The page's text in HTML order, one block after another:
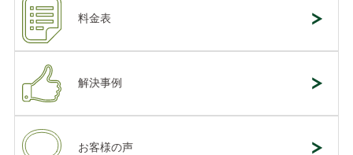
料金表
解決事例
お客様の声